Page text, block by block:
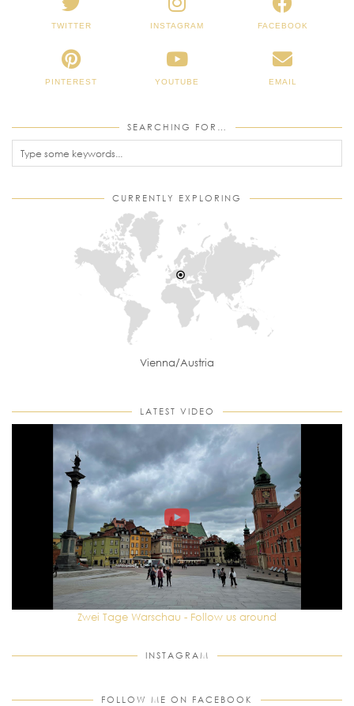
TWITTER INSTAGRAM FACEBOOK
PINTEREST YOUTUBE EMAIL
SEARCHING FOR…
CURRENTLY EXPLORING
Vienna/Austria
LATEST VIDEO
Zwei Tage Warschau - Follow us around
INSTAGRAM
FOLLOW ME ON FACEBOOK